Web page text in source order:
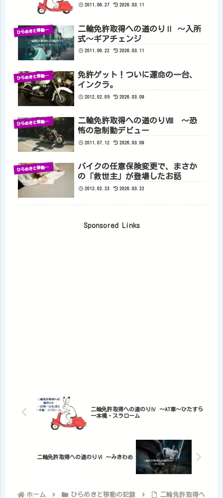
2011.06.27 2026.03.11
ひ
らめきと移動の記録
二輪免許取得への道のりⅡ 〜入所
式～ギアチェンジ
2011.06.22 2026.03.11
ひ
らめきと移動の記録
免許ゲット！ついに運命の一台、
インクラ。
2012.02.05 2026.03.09
ひ
らめきと移動の記録
二輪免許取得への道のりⅧ 〜恐
怖の急制動デビュー
2011.07.12 2026.03.09
ひ
らめきと移動の記録
バイクの任意保険変更で、まさか
の「救世主」が登場したお話
2012.02.23 2026.03.22
Sponsored Links
二輪免許取得への道のりⅣ ～AT車～ひたすら
一本橋・スラローム
二輪免許取得への道のりⅥ ～みきわめ
ホーム ひらめきと移動の記録 二輪免許取得へ